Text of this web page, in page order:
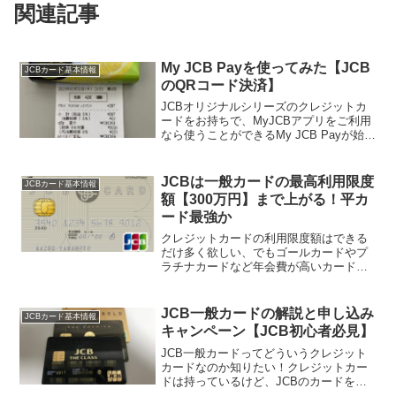
関連記事
JCBカード基本情報
My JCB Payを使ってみた【JCB
のQRコード決済】
JCBオリジナルシリーズのクレジットカ
ードをお持ちで、MyJCBアプリをご利用
なら使うことができるMy JCB Payが始ま
れるメリットやデメリットについてモチ
（@mo...
JCBカード基本情報
JCBは一般カードの最高利用限度
額【300万円】まで上がる！平カ
ード最強か
クレジットカードの利用限度額はできる
だけ多く欲しい、でもゴールカードやプ
ラチナカードなど年会費が高いカードは
般カードはその希望を叶えてくれる可能
性が高いカードですよ！...
JCBカード基本情報
JCB一般カードの解説と申し込み
キャンペーン【JCB初心者必見】
JCB一般カードってどういうクレジット
カードなのか知りたい！クレジットカー
ドは持っているけど、JCBのカードを申